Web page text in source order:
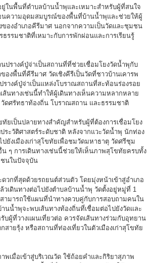
ในพื้นที่ตำบลบ้านน้ำพุและเหมาะสำหรับผู้ที่สนใจ
นความอุดมสมบูรณ์ของพื้นที่บ้านน้ำพุและช่วยให้ผู้
องอำเภอคีรีมาศ นอกจากความเป็นวัดและชุมชน
รรมชาติที่เหมาะกับการพักผ่อนและการเรียนรู้
ปรางค์ปู่จ่าเป็นสถานที่ที่ช่วยเชื่อมโยงวัดน้ำพุกับ
องพื้นที่คีรีมาศ วัดเชิงคีรีเป็นวัดที่ชาวบ้านเคารพ
างค์ปู่จ่าเป็นแหล่งโบราณสถานที่สะท้อนร่องรอย
ส้นทางเช่นนี้ทำให้ผู้เดินทางเห็นความหลากหลาย
ดศรัทธาท้องถิ่น โบราณสถาน และธรรมชาติ
ยเป็นปลายทางสำคัญสำหรับผู้ที่ต้องการเชื่อมโยง
ระวัติศาสตร์ระดับชาติ หลังจากแวะวัดน้ำพุ นักท่อง
ปยังเมืองเก่าสุโขทัยเพื่อชมวัดมหาธาตุ วัดศรีชุม
ๆ การเดินทางเช่นนี้ช่วยให้เห็นภาพสุโขทัยครบทั้ง
นในปัจจุบัน
วกที่สุดด้วยรถยนต์ส่วนตัว โดยมุ่งหน้าเข้าสู่อำเภอ
วเดินทางต่อไปยังตำบลบ้านน้ำพุ วัดตั้งอยู่หมู่ที่ 1
ามารถใช้แผนที่นำทางควบคู่กับการสอบถามคนใน
นน้ำพุจะพบเส้นทางท้องถิ่นที่เชื่อมต่อไปยังวัดและ
ผู้ที่วางแผนเที่ยวต่อ ควรจัดเส้นทางร่วมกับอุทยาน
สายรุ้ง หรือสถานที่ท่องเที่ยวในตัวเมืองเก่าสุโขทัย
พเมื่อเข้าสู่บริเวณวัด ใช้ถ้อยคำและกิริยาสุภาพ